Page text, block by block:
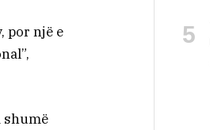
por një e
shumë